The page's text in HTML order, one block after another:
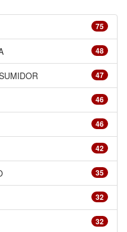
75
48
47
46
46
42
35
32
32